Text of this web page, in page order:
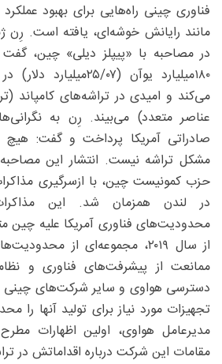
فناوری چینی راه‌هایی برای بهبود
مانند رایانش خوشه‌ای، یافته است. رِن
در مصاحبه با «پیپلز دیلی» چین،
۱۸۰‌میلیارد یوآن (۰۷/‏‏
می‌کند و امیدی در تراشه‌های کامپاند
عناصر متعدد) می‌بیند. رِن به
صادراتی آمریکا پرداخت و گفت: هیچ
مشکل تراشه نیست. انتشار این
حزب کمونیست چین، با ازسرگیری
در لندن همزمان شد. این
محدودیت‌های فناوری آمریکا علیه چین
از سال ۲۰۱۹، مجموعه‌ای از
ممانعت از پیشرفت‌های فناوری و
دسترسی هواوی و سایر شرکت‌های چینی
تجهیزات مورد نیاز برای تولید آنها را
مدیرعامل هواوی، اولین اظهارات
مقامات این شرکت درباره اقداماتش در